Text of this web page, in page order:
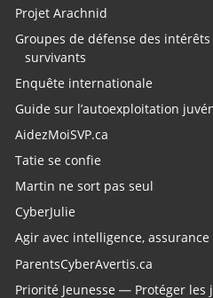
Projet Arachnid
Groupes de défense des
survivants
Enquête internationale
Guide sur l’autoexploitation
AidezMoiSVP.ca
Tatie se confie
Martin ne sort pas seul
CyberJulie
Agir avec intelligence,
ParentsCyberAvertis.ca
Priorité Jeunesse — Protéger les